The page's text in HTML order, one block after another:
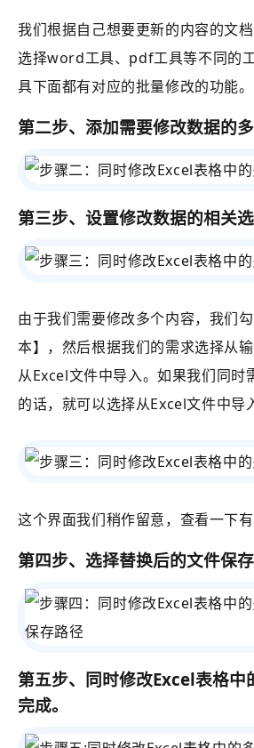
我们根据自己想要更新的内容的文
选择word工具、pdf工具等不同的
具下面都有对应的批量修改的功能。
第二步、添加需要修改数据的
第三步、设置修改数据的相关选
由于我们需要修改多个内容，我们
本】，然后根据我们的需求选择从
从Excel文件中导入。如果我们同时
的话，就可以选择从Excel文件中导
这个界面我们稍作留意，查看一下有
第四步、选择替换后的文件保存
第五步、 同时修改Excel表格中
完成。